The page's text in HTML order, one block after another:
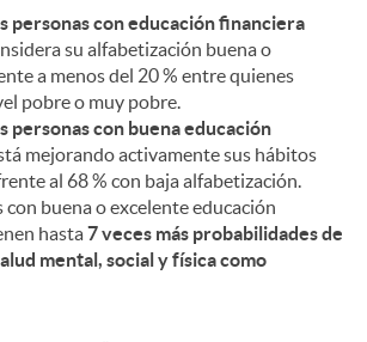
personas con educación financiera
su alfabetización buena o
a menos del 20 % entre quienes
pobre o muy pobre.
personas con buena educación
mejorando activamente sus hábitos
al 68 % con baja alfabetización.
con buena o excelente educación
hasta7 veces más probabilidades de
mental, social y física como